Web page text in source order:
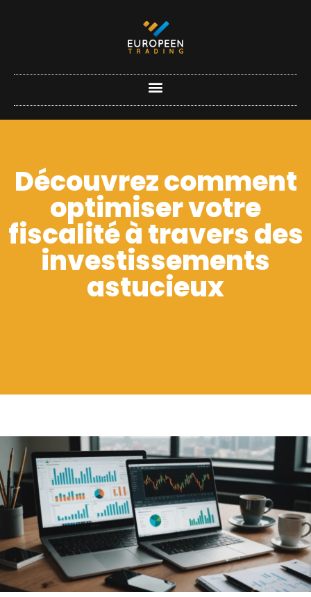
Découvrez comment
optimiser votre
fiscalité à travers des
investissements
astucieux